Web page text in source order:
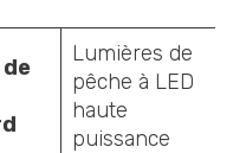
Lumières de
pêche à LED
haute
puissance